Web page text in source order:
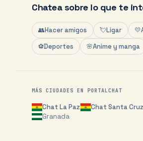
Chatea sobre lo que te
👥Hacer amigos 💘Ligar 💛
⚽Deportes 🌸Anime y manga
MÁS CIUDADES EN PORTALCHAT
ChatLa Paz Chat Santa Cruz
Granada